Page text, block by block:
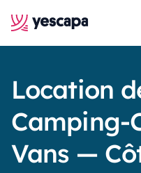
Location
Camping-
Vans —